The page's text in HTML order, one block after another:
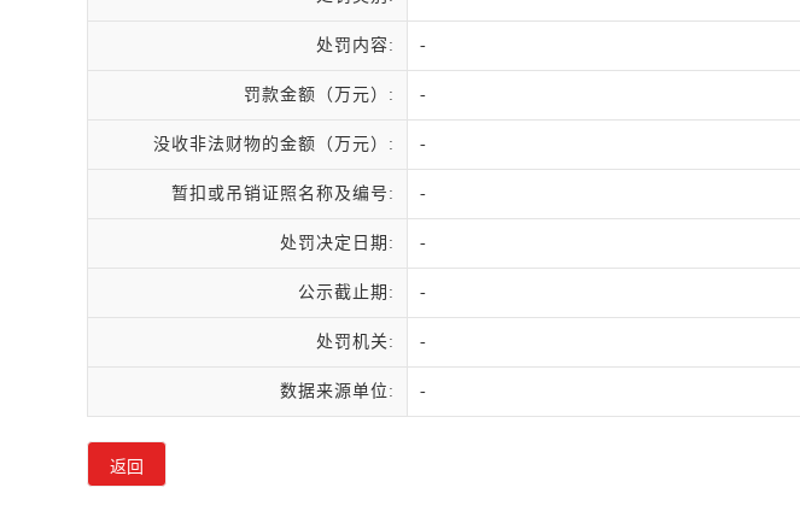
处罚内容: -
罚款金额（万元）: -
没收非法财物的金额（万元）: -
暂扣或吊销证照名称及编号: -
处罚决定日期: -
公示截止期: -
处罚机关: -
数据来源单位: -